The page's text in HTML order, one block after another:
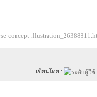
concept-
เขียนโดย :